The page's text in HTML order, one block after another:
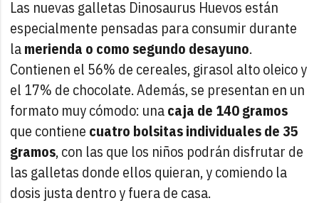
Las nuevas galletas Dinosaurus Huevos están
especialmente pensadas para consumir durante
lamerienda o como segundo desayuno.
Contienen el 56% de cereales, girasol alto oleico y
el 17% de chocolate. Además, se presentan en un
formato muy cómodo: unacaja de 140 gramos
que contiene cuatro bolsitas individuales de 35
gramos, con las que los niños podrán disfrutar de
las galletas donde ellos quieran, y comiendo la
dosis justa dentro y fuera de casa.